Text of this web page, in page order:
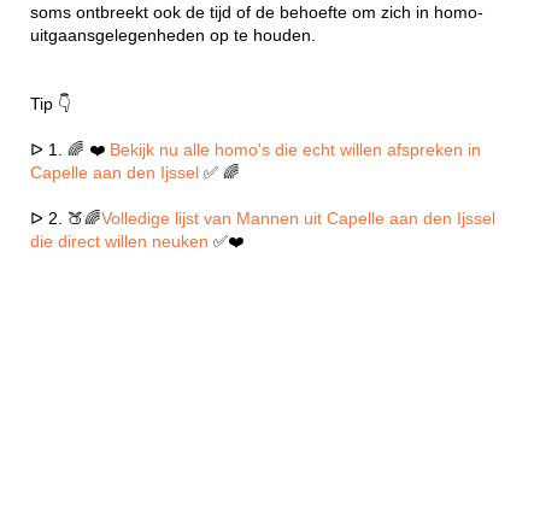
soms ontbreekt ook de tijd of de behoefte om zich in homo-
uitgaansgelegenheden op te houden.
Tip 👇
ᐅ 1. 🌈 ❤️ Bekijk nu alle homo's die echt willen afspreken in
Capelle aan den Ijssel ✅ 🌈
ᐅ 2. 🍑🌈Volledige lijst van Mannen uit Capelle aan den Ijssel
die direct willen neuken ✅❤️